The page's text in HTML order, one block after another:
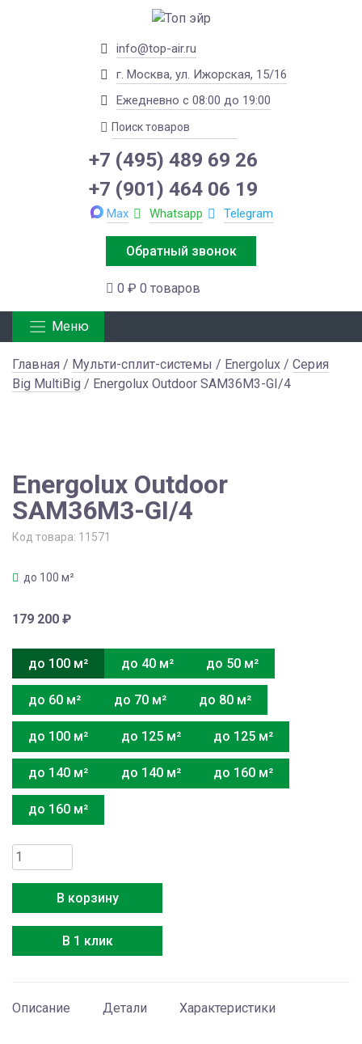
info@top-air.ru
г. Москва, ул. Ижорская, 15/16
Ежедневно с 08:00 до 19:00
+7 (495) 489 69 26
+7 (901) 464 06 19
Max Whatsapp Telegram
Обратный звонок
0 ₽ 0 товаров
Меню
Главная / Мульти-сплит-системы / Energolux / Серия
Big MultiBig / Energolux Outdoor SAM36M3-GI/4
Energolux Outdoor
SAM36M3-GI/4
Код товара: 11571
до 100 м²
179 200 ₽
до 100 м² до 40 м² до 50 м²
до 60 м² до 70 м² до 80 м²
до 100 м² до 125 м² до 125 м²
до 140 м² до 140 м² до 160 м²
до 160 м²
Количество
товара
Energolux
Outdoor
SAM36M3-
В корзину
В 1 клик
Описание Детали Характеристики